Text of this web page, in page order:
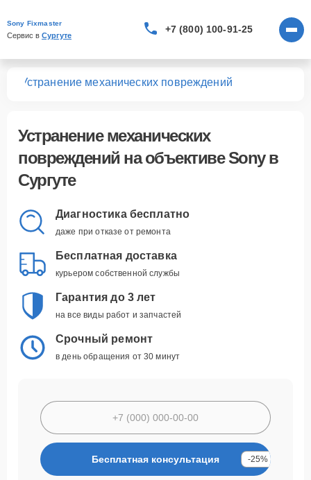
Sony Fixmaster
Сервис в Сургуте
+7 (800) 100-91-25
Устранение механических повреждений
Устранение механических
повреждений на объективе Sony в
Сургуте
Диагностика бесплатно
даже при отказе от ремонта
Бесплатная доставка
курьером собственной службы
Гарантия до 3 лет
на все виды работ и запчастей
Срочный ремонт
в день обращения от 30 минут
Бесплатная консультация -25%